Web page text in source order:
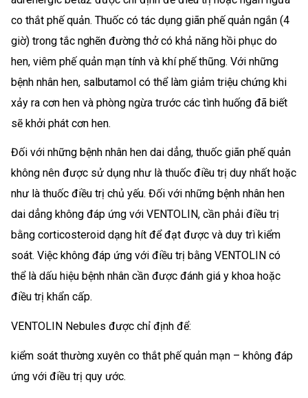
co thắt phế quản. Thuốc có tác dụng giãn phế quản ngắn (4
giờ) trong tắc nghẽn đường thở có khả năng hồi phục do
hen, viêm phế quản mạn tính và khí phế thũng. Với những
bệnh nhân hen, salbutamol có thể làm giảm triệu chứng khi
xảy ra cơn hen và phòng ngừa trước các tình huống đã biết
sẽ khởi phát cơn hen.
Đối với những bệnh nhân hen dai dẳng, thuốc giãn phế quản
không nên được sử dụng như là thuốc điều trị duy nhất hoặc
như là thuốc điều trị chủ yếu. Đối với những bệnh nhân hen
dai dẳng không đáp ứng với VENTOLIN, cần phải điều trị
bằng corticosteroid dạng hít để đạt được và duy trì kiểm
soát. Việc không đáp ứng với điều trị bằng VENTOLIN có
thể là dấu hiệu bệnh nhân cần được đánh giá y khoa hoặc
điều trị khẩn cấp.
VENTOLIN Nebules được chỉ định để:
kiểm soát thường xuyên co thắt phế quản mạn – không đáp
ứng với điều trị quy ước.